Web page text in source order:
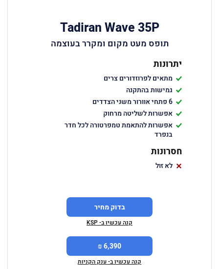
Tadiran Wave 35P
תופס מעט מקום ומקרר בעוצמה
יתרונות
מתאים לפרוזדורים צרים
גמישות בהתקנה
6 פתחי אוורור משני הצדדים
אפשרות לשליטה מרחוק
אפשרות להתאמת טמפרטורה לכל חדר
בנפרד
חסרונות
לא זול
בדוק מחיר
קנה עכשיו ב- KSP
6,390 ₪
קנה עכשיו ב- ענק הקניות